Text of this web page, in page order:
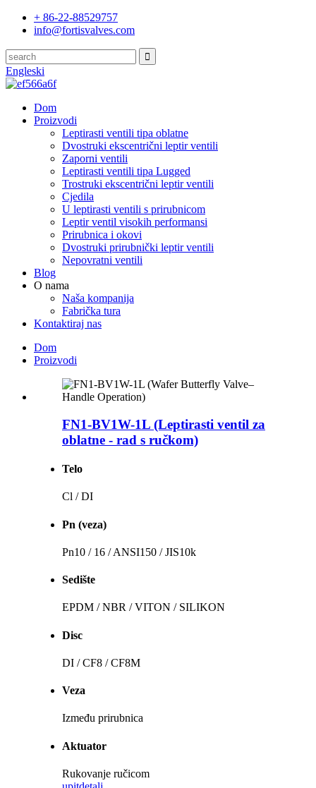
+ 86-22-88529757
info@fortisvalves.com
Engleski
Dom
Proizvodi
Leptirasti ventili tipa oblatne
Dvostruki ekscentrični leptir ventili
Zaporni ventili
Leptirasti ventili tipa Lugged
Trostruki ekscentrični leptir ventili
Cjedila
U leptirasti ventili s prirubnicom
Leptir ventil visokih performansi
Prirubnica i okovi
Dvostruki prirubnički leptir ventili
Nepovratni ventili
Blog
O nama
Naša kompanija
Fabrička tura
Kontaktiraj nas
Dom
Proizvodi
FN1-BV1W-1L (Leptirasti ventil za
oblatne - rad s ručkom)
Telo
Cl / DI
Pn (veza)
Pn10 / 16 / ANSI150 / JIS10k
Sedište
EPDM / NBR / VITON / SILIKON
Disc
DI / CF8 / CF8M
Veza
Između prirubnica
Aktuator
Rukovanje ručicom